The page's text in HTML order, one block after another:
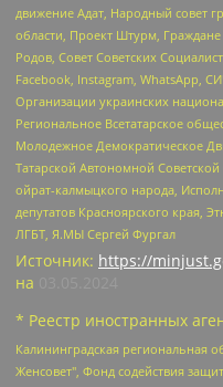
движение Адат, Народный совет
области, Проект Штурм,
Родов, Совет Советских
Facebook, Instagram, WhatsApp,
Организации украинских
Региональное Всетатарское
Молодежное Демократическое
Татарской Автономной
ойрат-калмыцкого народа,
депутатов Красноярского края,
ЛГБТ, Я.МЫ Сергей Фургал
Источник: https://
на
* Реестр иностранных
Калининградская региональная общественная организация "Экозащита!-Женсовет", Фонд содействия защите прав и свобод граждан "Общественный вердикт", Фонд "Институт Развития Свободы Информации", Частное учреждение "Информационное агентство МЕМО. РУ", Региональная общественная организация "Общественная комиссия по сохранению наследия академика Сахарова", Фонд поддержки свободы прессы, Санкт-Петербургская общественная правозащитная организация "Гражданский контроль", Межрегиональная общественная организация "Информационно-просветительский центр "Мемориал", Региональный Фонд "Центр Защиты Прав Средств Массовой Информации", с 05.12.2023 Фонд "Центр Защиты Прав Средств массовой информации", Региональная общественная благотворительная организация помощи беженцам и мигрантам "Гражданское содействие", Негосударственное образовательное учреждение дополнительного профессионального образования (повышение квалификации) специалистов "АКАДЕМИЯ ПО ПРАВАМ ЧЕЛОВЕКА", Свердловская региональная общественная организация "Сутяжник", Автономная некоммерческая организация "Центр независимых социологических исследований", Союз общественных объединений "Российский исследовательский центр по правам человека", Региональное общественное учреждение научно-информационный центр "МЕМОРИАЛ", Некоммерческая организация "Фонд защиты гласности", Автономная некоммерческая организация "Институт прав человека", Городская общественная организация "Екатеринбургское общество "МЕМОРИАЛ", Городская общественная организация "Рязанское историко-просветительское и правозащитное общество "Мемориал" (Рязанский Мемориал), Челябинский региональный орган общественной самодеятельности – женское общественное объединение "Женщины Евразии", Челябинский региональный орган общественной самодеятельности "Уральская правозащитная группа", Фонд содействия защите здоровья и социальной справедливости имени Андрея Рылькова, Автономная Некоммерческая Организация "Аналитический Центр Юрия Левады", Автономная некоммерческая организация социальной поддержки населения "Проект Апрель", Региональная общественная организация помощи женщинам и детям, находящимся в кризисной ситуации "Информационно-методический центр "Анна", Фонд содействия развитию массовых коммуникаций и правовому просвещению "Так-так-Так", Фонд содействия устойчивому развитию "Серебряная тайга", Свердловский региональный общественный фонд социальных проектов "Новое время", "Idel.Реалии", Кавказ.Реалии, Крым.Реалии, Телеканал Настоящее Время, Татаро-башкирская служба Радио Свобода (Azatliq Radiosi), Радио Свободная Европа/Радио Свобода (PCE/PC), "Сибирь.Реалии", "Фактограф", Благотворительный фонд помощи осужденным и их семьям, Автономная некоммерческая организация "Институт глобализации и социальных движений", Фонд "В защиту прав заключенных", Частное учреждение "Центр поддержки и содействия развитию средств массовой информации", Пензенский региональный общественный благотворительный фонд "Гражданский союз", "Север.Реалии", Некоммерческая организация Фонд "Правовая инициатива", Общество с ограниченной ответственностью "Радио Свободная Европа/Радио Свобода", Чешское информационное агентство "MEDIUM-ORIENT", Красноярская региональная общественная организация "Мы против СПИДа", Камалягин Денис Николаевич, Маркелов Сергей Евгеньевич, Пономарев Лев Александрович, Савицкая Людмила Алексеевна, Автономная некоммерческая организация "Центр по работе с проблемой насилия "НАСИЛИЮ.НЕТ", Межрегиональный профессиональный союз работников здравоохранения "Альянс врачей", Юридическое лицо, зарегистрированное в Латвийской Республике, SIA "Medusa Project" (регистрационный номер 40103797863, дата регистрации 10.06.2014), Некоммерческая организация "Фонд по борьбе с коррупцией", Автономная некоммерческая организация "Институт права и публичной политики", Баданин Роман Сергеевич, Гликин Максим Александрович, Железнова Мария Михайловна, Лукьянова Юлия Сергеевна, Маетная Елизавета Витальевна, Маняхин Петр Борисович, Чуракова Ольга Владимировна, Ярош Юлия Петровна, Юридическое лицо "The Insider SIA", зарегистрированное в Риге, Латвийская Республика (дата регистрации 26.06.2015), являющееся администратором доменного имени интернет-издания "The Insider SIA", https://theins.ru, Постернак Алексей Евгеньевич, Рубин Михаил Аркадьевич, Анин Роман Александрович, Юридическое лицо Istories fonds, зарегистрированное в Латвийской Республике (регистрационный номер 50008295751, дата регистрации 24.02.2020), Великовский Дмитрий Александрович, Долинина Ирина Николаевна, Мароховская